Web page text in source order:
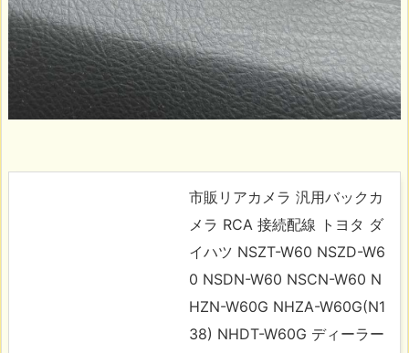
市販リアカメラ 汎用バックカ
メラ RCA 接続配線 トヨタ ダ
イハツ NSZT-W60 NSZD-W6
0 NSDN-W60 NSCN-W60 N
HZN-W60G NHZA-W60G(N1
38) NHDT-W60G ディーラー